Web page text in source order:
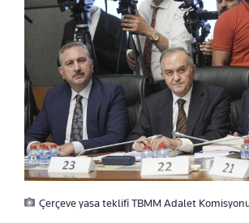
Çerçeve yasa teklifi TBMM Adalet